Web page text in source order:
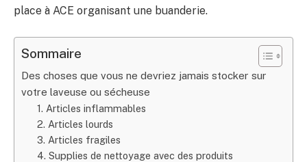
place à ACE organisant une buanderie.
Sommaire
Des choses que vous ne devriez jamais stocker sur
votre laveuse ou sécheuse
1. Articles inflammables
2. Articles lourds
3. Articles fragiles
4. Supplies de nettoyage avec des produits